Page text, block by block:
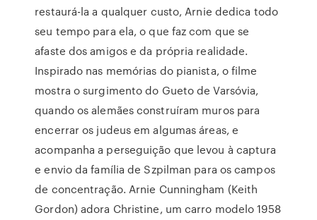
restaurá-la a qualquer custo, Arnie dedica todo
seu tempo para ela, o que faz com que se
afaste dos amigos e da própria realidade.
Inspirado nas memórias do pianista, o filme
mostra o surgimento do Gueto de Varsóvia,
quando os alemães construíram muros para
encerrar os judeus em algumas áreas, e
acompanha a perseguição que levou à captura
e envio da família de Szpilman para os campos
de concentração. Arnie Cunningham (Keith
Gordon) adora Christine, um carro modelo 1958